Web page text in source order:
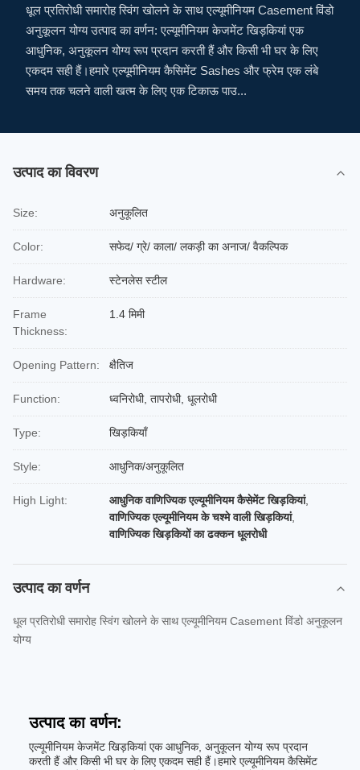
धूल प्रतिरोधी समारोह स्विंग खोलने के साथ एल्यूमीनियम Casement विंडो
अनुकूलन योग्य उत्पाद का वर्णन: एल्यूमीनियम केजमेंट खिड़कियां एक
आधुनिक, अनुकूलन योग्य रूप प्रदान करती हैं और किसी भी घर के लिए
एकदम सही हैं।हमारे एल्यूमीनियम कैसिमेंट Sashes और फ्रेम एक लंबे
समय तक चलने वाली खत्म के लिए एक टिकाऊ पाउ...
उत्पाद का विवरण
Size: अनुकूलित
Color: सफेद/ ग्रे/ काला/ लकड़ी का अनाज/ वैकल्पिक
Hardware: स्टेनलेस स्टील
Frame
Thickness:
1.4 मिमी
Opening Pattern: क्षैतिज
Function: ध्वनिरोधी, तापरोधी, धूलरोधी
Type: खिड़कियाँ
Style: आधुनिक/अनुकूलित
High Light: आधुनिक वाणिज्यिक एल्यूमीनियम कैसेमेंट खिड़कियां,
वाणिज्यिक एल्यूमीनियम के चश्मे वाली खिड़कियां,
वाणिज्यिक खिड़कियों का ढक्कन धूलरोधी
उत्पाद का वर्णन
धूल प्रतिरोधी समारोह स्विंग खोलने के साथ एल्यूमीनियम Casement विंडो अनुकूलन
योग्य
उत्पाद का वर्णन:
एल्यूमीनियम केजमेंट खिड़कियां एक आधुनिक, अनुकूलन योग्य रूप प्रदान
करती हैं और किसी भी घर के लिए एकदम सही हैं।हमारे एल्यूमीनियम कैसिमेंट